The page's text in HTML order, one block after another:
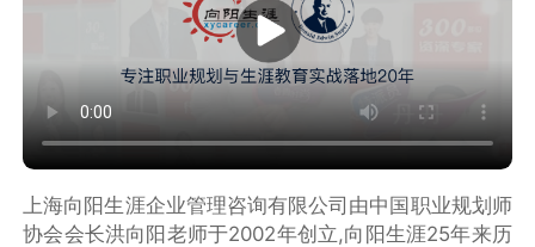
上海向阳生涯企业管理咨询有限公司由中国职业规划师
协会会长洪向阳老师于2002年创立,向阳生涯25年来历